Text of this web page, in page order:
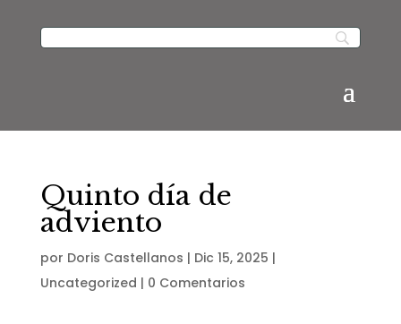
Quinto día de
adviento
por Doris Castellanos | Dic 15, 2025 |
Uncategorized | 0 Comentarios